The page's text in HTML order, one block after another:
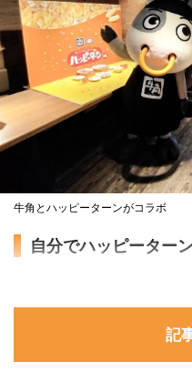
牛角とハッピーターンがコラボ
自分でハッピーター
記